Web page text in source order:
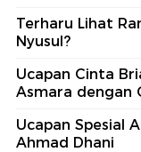
Terharu Lihat
Nyusul?
Ucapan Cinta
Asmara dengan
Ucapan Spesial
Ahmad Dhani